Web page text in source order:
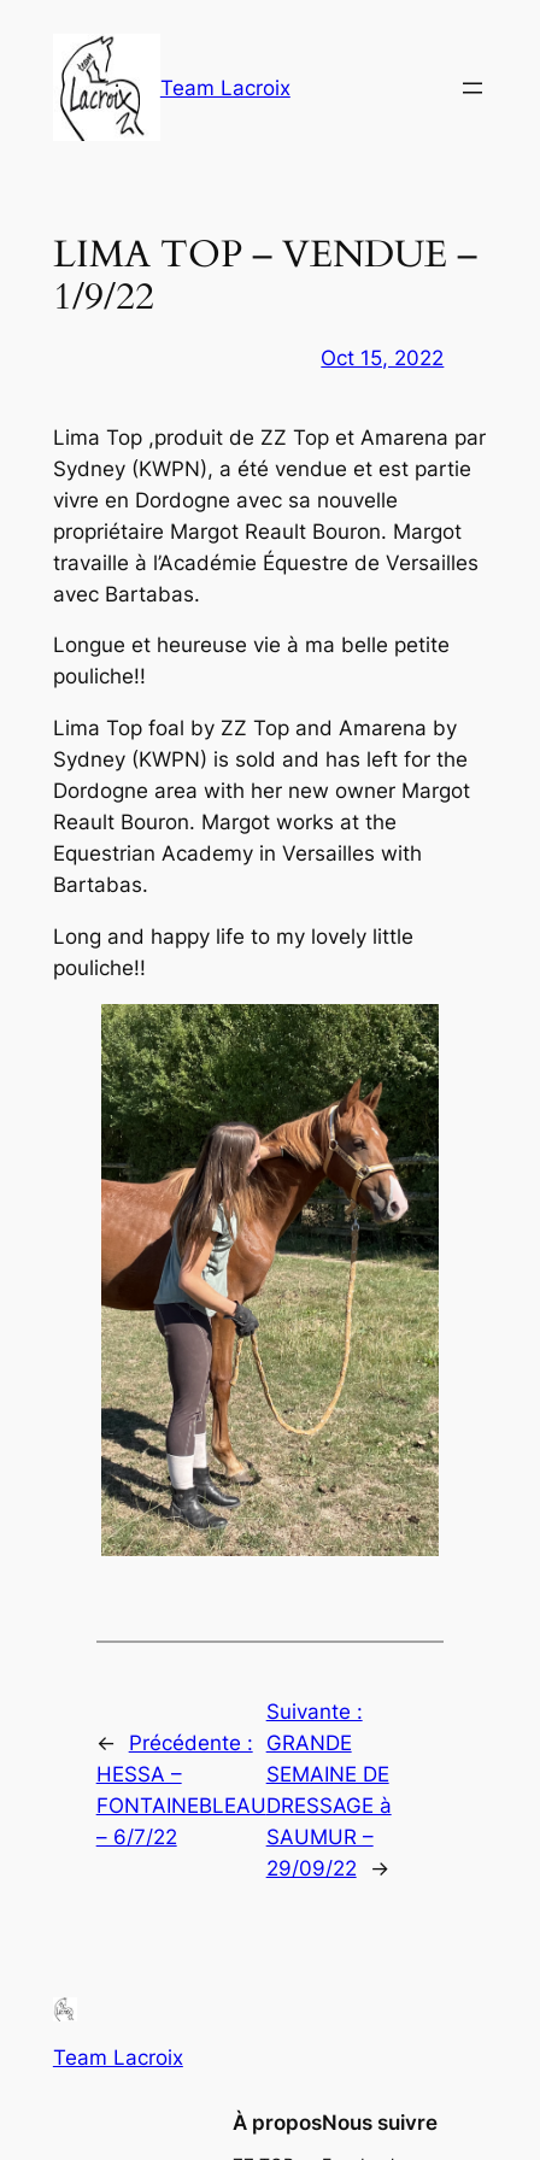
contenu
Team Lacroix
LIMA TOP – VENDUE –
1/9/22
Oct 15, 2022
Lima Top ,produit de ZZ Top et Amarena par
Sydney (KWPN), a été vendue et est partie
vivre en Dordogne avec sa nouvelle
propriétaire Margot Reault Bouron. Margot
travaille à l’Académie Équestre de Versailles
avec Bartabas.
Longue et heureuse vie à ma belle petite
pouliche!!
Lima Top foal by ZZ Top and Amarena by
Sydney (KWPN) is sold and has left for the
Dordogne area with her new owner Margot
Reault Bouron. Margot works at the
Equestrian Academy in Versailles with
Bartabas.
Long and happy life to my lovely little
pouliche!!
←
Précédente :
HESSA –
FONTAINEBLEAU
– 6/7/22
Suivante :
GRANDE
SEMAINE DE
DRESSAGE à
SAUMUR –
29/09/22
→
Team Lacroix
À proposNous suivre